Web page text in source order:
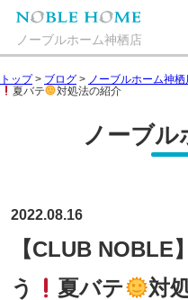
ノーブルホーム神栖店
トップ> ブログ > ノーブルホーム神栖
夏バテ
対処法の紹介
ノーブル
2022.08.16
【CLUB NOBLE
う
夏バテ 対